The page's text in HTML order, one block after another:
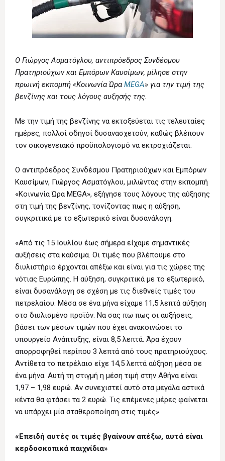
Ο Γιώργος Ασματόγλου, αντιπρόεδρος Συνδέσμου
Πρατηριούχων και Εμπόρων Καυσίμων, μίλησε στην
πρωινή εκπομπή «Κοινωνία Ώρα MEGA» για την τιμή της
βενζίνης και τους λόγους αυξησής της.
Με την τιμή της βενζίνης να εκτοξεύεται τις τελευταίες
ημέρες, πολλοί οδηγοί δυσανασχετούν, καθώς βλέπουν
τον οικογενειακό προϋπολογισμό να εκτροχιάζεται.
Ο αντιπρόεδρος Συνδέσμου Πρατηριούχων και Εμπόρων
Καυσίμων, Γιώργος Ασματόγλου, μιλώντας στην εκπομπή
«Κοινωνία Ώρα MEGA», εξήγησε τους λόγους της αύξησης
στη τιμή της βενζίνης, τονίζοντας πως η αύξηση,
συγκριτικά με το εξωτερικό είναι δυσανάλογη.
«Από τις 15 Ιουλίου έως σήμερα είχαμε σημαντικές
αυξήσεις στα καύσιμα. Οι τιμές που βλέπουμε στο
διυλιστήριο έρχονται απέξω και είναι για τις χώρες της
νότιας Ευρώπης. Η αύξηση, συγκριτικά με το εξωτερικό,
είναι δυσανάλογη σε σχέση με τις διεθνείς τιμές του
πετρελαίου. Μέσα σε ένα μήνα είχαμε 11,5 λεπτά αύξηση
στο διυλισμένο προϊόν. Να σας πω πως οι αυξήσεις,
βάσει των μέσων τιμών που έχει ανακοινώσει το
υπουργείο Ανάπτυξης, είναι 8,5 λεπτά. Άρα έχουν
απορροφηθεί περίπου 3 λεπτά από τους πρατηριούχους.
Αντίθετα το πετρέλαιο είχε 14,5 λεπτά αύξηση μέσα σε
ένα μήνα. Αυτή τη στιγμή η μέση τιμή στην Αθήνα είναι
1,97 – 1,98 ευρώ. Αν συνεχιστεί αυτό στα μεγάλα αστικά
κέντα θα φτάσει τα 2 ευρώ. Τις επέμενες μέρες φαίνεται
να υπάρχει μία σταθεροποίηση στις τιμές».
«Επειδή αυτές οι τιμές βγαίνουν απέξω, αυτά είναι
κερδοσκοπικά παιχνίδια»